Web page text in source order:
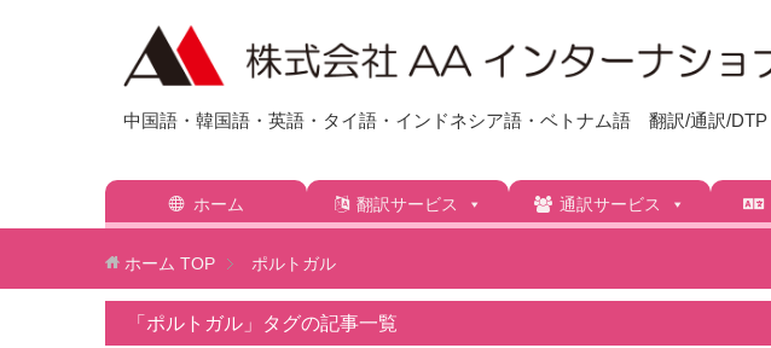
中国語・韓国語・英語・タイ語・インドネシア語・ベトナム語 翻訳/通訳/DTP
ホーム 翻訳サービス 通訳サービス
ホーム TOP ポルトガル
「ポルトガル」タグの記事一覧